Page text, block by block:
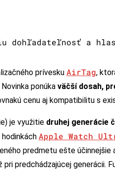
dohľadateľnosť a
prívesku AirTag,
ponúka väčší dosah,
cenu aj kompatibilitu s
je využitie druhej generácie
hodinkách Apple Watch
predmetu ešte
pri predchádzajúcej generácii.